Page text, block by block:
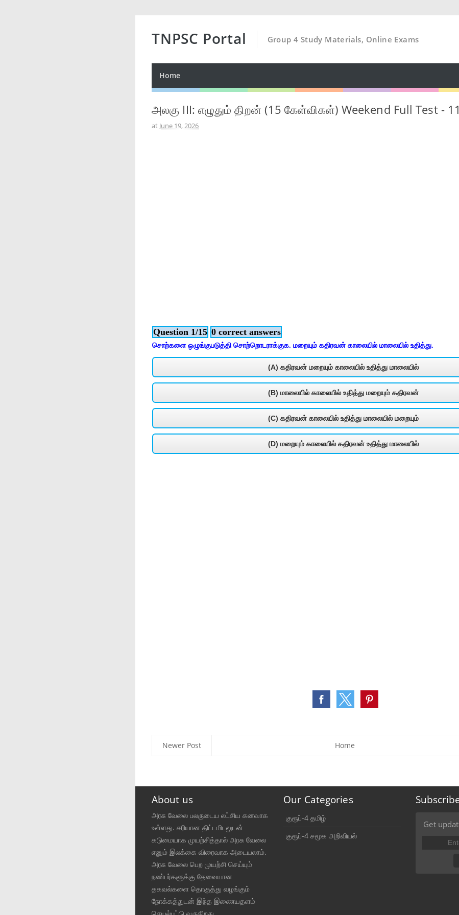
TNPSC Portal Group 4 Study Materials, Online Exams
Home
அலகு III: எழுதும் திறன் (15 கேள்விகள்) Weekend Full Test -
at June 19, 2026
Question 1/15 0 correct answers
சொற்களை ஒழுங்குபடுத்தி சொற்றொடராக்குக. மறையும்‌ கதிரவன்‌ காலையில்‌ மாலையில்‌ உதித்து.
(A) கதிரவன்‌ மறையும்‌ காலையில்‌ உதித்து மாலையில்‌
(B) மாலையில்‌ காலையில்‌ உதித்து மறையும்‌ கதிரவன்‌
(C) கதிரவன்‌ காலையில்‌ உதித்து மாலையில்‌ மறையும்‌
(D) மறையும்‌ காலையில்‌ கதிரவன்‌ உதித்து மாலையில்‌
Newer Post Home
About us
அரசு வேலை பலருடைய லட்சிய கனவாக
உள்ளது. சரியான திட்டமிடலுடன்
கடுமையாக முயற்சித்தால் அரசு வேலை
எனும் இலக்கை விரைவாக அடையலாம்.
அரசு வேலை பெற முயற்சி செய்யும்
நண்பர்களுக்கு தேவையான
தகவல்களை தொகுத்து வழங்கும்
நோக்கத்துடன் இந்த இணையதளம்
Our Categories
குரூப்-4 தமிழ்
குரூப்-4 சமூக அறிவியல்
Get